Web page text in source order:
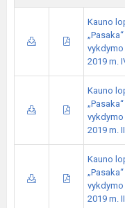
Kauno
2019 m.
Kauno
2019 m.
Kauno
2019 m.